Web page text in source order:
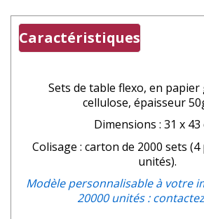
Caractéristiques
Sets de table flexo, en
cellulose, épaisseur
Dimensions : 31 x 43
Colisage : carton de 2000 sets
unités).
Modèle personnalisable à votre
20000 unités :